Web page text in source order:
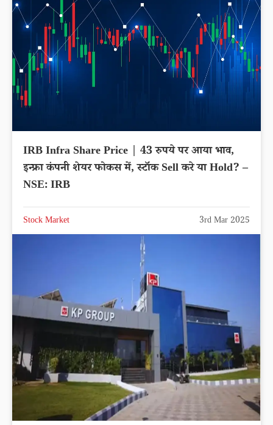
IRB Infra Share Price | 43 रुपये पर आया भाव,
इन्फ्रा कंपनी शेयर फोकस में, स्टॉक Sell करे या Hold? –
NSE: IRB
Stock Market 3rd Mar 2025